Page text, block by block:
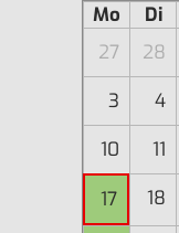
Mo Di
27
28
3
4
10
11
17
18